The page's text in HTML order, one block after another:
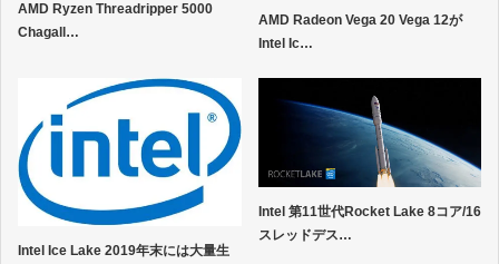
AMD Ryzen Threadripper 5000
Chagall…
AMD Radeon Vega 20 Vega 12が
Intel Ic…
Intel Ice Lake 2019年末には大量生
Intel 第11世代Rocket Lake 8コア/16
スレッドデス…